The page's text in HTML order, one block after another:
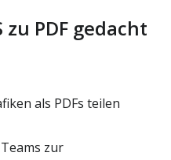
zu PDF gedacht
als PDFs teilen
zur